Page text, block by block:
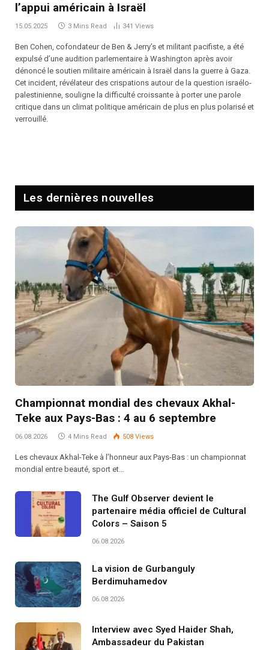
l’appui américain à Israël
15.05.2025 3 Mins Read 341 Views
Ben Cohen, cofondateur de Ben & Jerry’s et militant pacifiste, a été
expulsé d’une audition parlementaire à Washington après avoir
dénoncé le soutien militaire américain à Israël dans la guerre à Gaza.
Cet incident, révélateur des crispations autour de la question israélo-
palestinienne, souligne la difficulté croissante à porter une parole
critique dans un climat politique américain de plus en plus polarisé et
verrouillé.
Les dernières nouvelles
Championnat mondial des chevaux Akhal-
Teke aux Pays-Bas : 4 au 6 septembre
06.08.2026 4 Mins Read 508 Views
Les chevaux Akhal-Teke à l’honneur aux Pays-Bas : un championnat
mondial entre beauté, sport et…
The Gulf Observer devient le
partenaire média officiel de Cultural
Colors – Saison 5
06.08.2026
La vision de Gurbanguly
Berdimuhamedov
06.08.2026
Interview avec Syed Haider Shah,
Ambassadeur du Pakistan